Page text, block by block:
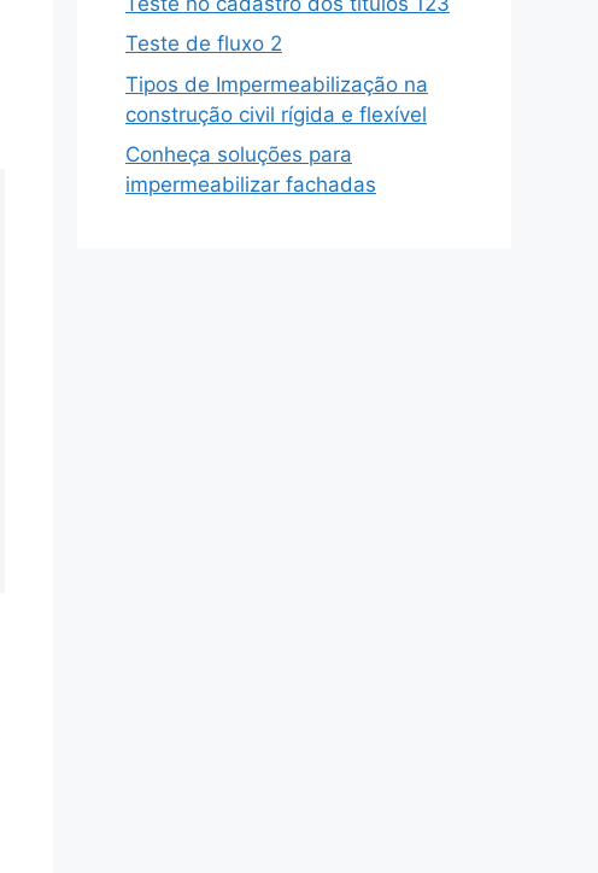
Teste de fluxo 2
Tipos de Impermeabilização na
construção civil rígida e flexível
Conheça soluções para
impermeabilizar fachadas